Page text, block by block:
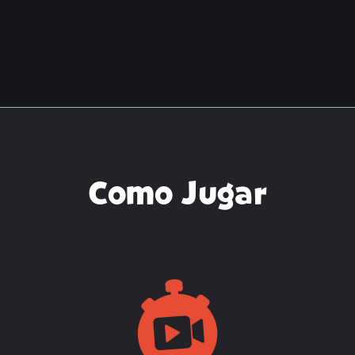
Como Jugar